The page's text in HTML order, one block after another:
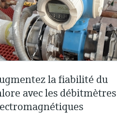
la fiabilité du
avec les débitmètres